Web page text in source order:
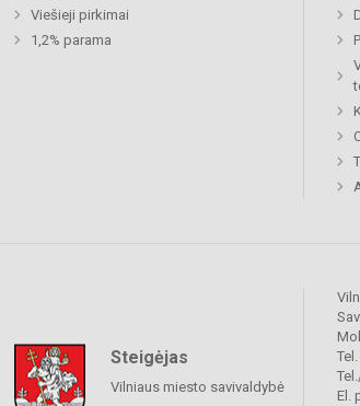
Viešieji pirkimai
1,2% parama
Steigėjas
Vilniaus miesto savivaldybė
Tel.
El.